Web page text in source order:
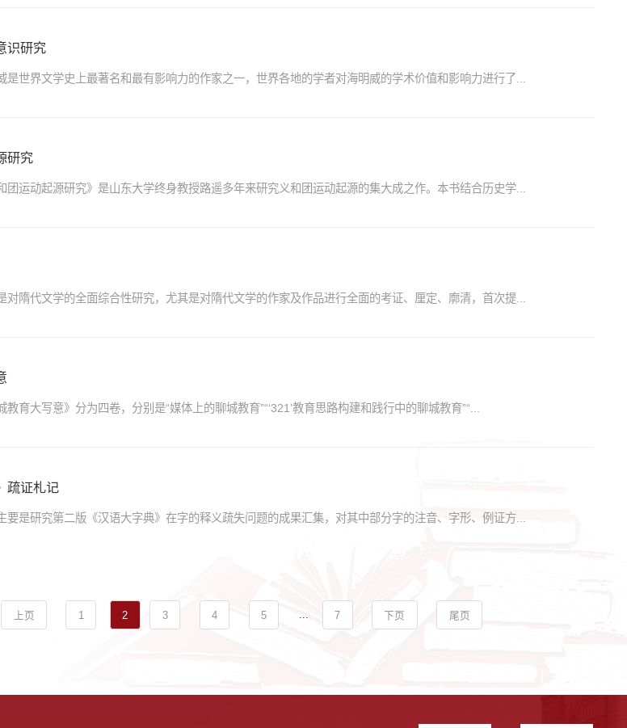
识研究
是世界文学史上最著名和最有影响力的作家之一，世界各地的学者对海明威的学术价值和影响力进行了...
研究
团运动起源研究》是山东大学终身教授路遥多年来研究义和团运动起源的集大成之作。本书结合历史学...
对隋代文学的全面综合性研究，尤其是对隋代文学的作家及作品进行全面的考证、厘定、廓清，首次提...
教育大写意》分为四卷，分别是“媒体上的聊城教育”“‘321’教育思路构建和践行中的聊城教育”“...
疏证札记
要是研究第二版《汉语大字典》在字的释义疏失问题的成果汇集，对其中部分字的注音、字形、例证方...
上页 1 2 3 4 5 7 下页 尾页